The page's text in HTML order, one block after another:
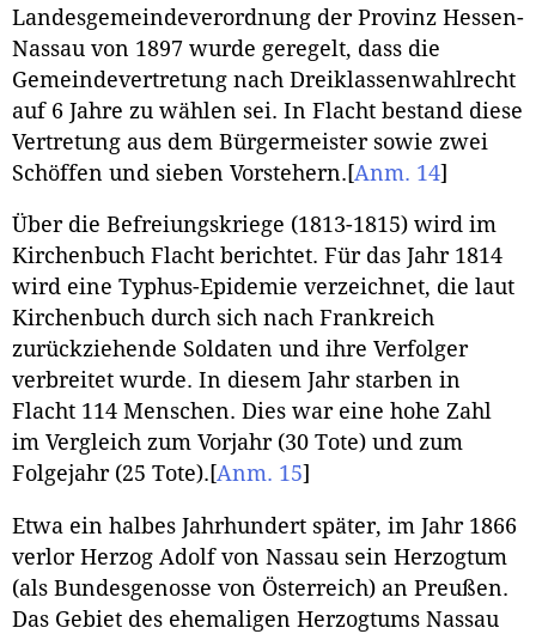
Landesgemeindeverordnung der Provinz Hessen-
Nassau von 1897 wurde geregelt, dass die
Gemeindevertretung nach Dreiklassenwahlrecht
auf 6 Jahre zu wählen sei. In Flacht bestand diese
Vertretung aus dem Bürgermeister sowie zwei
Schöffen und sieben Vorstehern. [Anm. 14]
Über die Befreiungskriege (1813-1815) wird im
Kirchenbuch Flacht berichtet. Für das Jahr 1814
wird eine Typhus-Epidemie verzeichnet, die laut
Kirchenbuch durch sich nach Frankreich
zurückziehende Soldaten und ihre Verfolger
verbreitet wurde. In diesem Jahr starben in
Flacht 114 Menschen. Dies war eine hohe Zahl
im Vergleich zum Vorjahr (30 Tote) und zum
Folgejahr (25 Tote). [Anm. 15]
Etwa ein halbes Jahrhundert später, im Jahr 1866
verlor Herzog Adolf von Nassau sein Herzogtum
(als Bundesgenosse von Österreich) an Preußen.
Das Gebiet des ehemaligen Herzogtums Nassau